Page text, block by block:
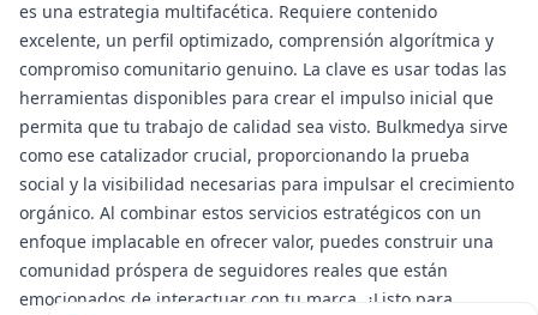
es una estrategia multifacética. Requiere contenido
excelente, un perfil optimizado, comprensión algorítmica y
compromiso comunitario genuino. La clave es usar todas las
herramientas disponibles para crear el impulso inicial que
permita que tu trabajo de calidad sea visto. Bulkmedya sirve
como ese catalizador crucial, proporcionando la prueba
social y la visibilidad necesarias para impulsar el crecimiento
orgánico. Al combinar estos servicios estratégicos con un
enfoque implacable en ofrecer valor, puedes construir una
comunidad próspera de seguidores reales que están
emocionados de interactuar con tu marca. ¿Listo para